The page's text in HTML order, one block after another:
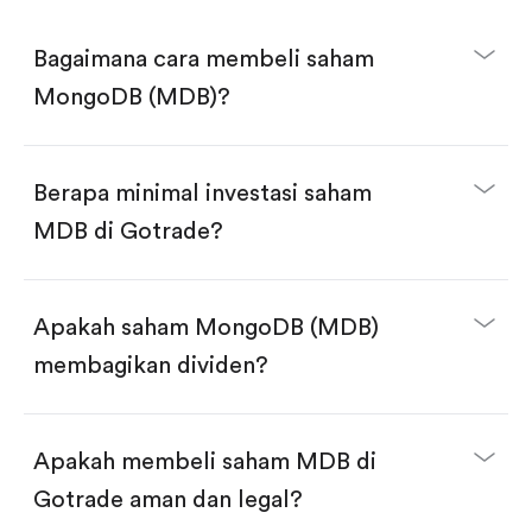
Bagaimana cara membeli saham
MongoDB (MDB)?
Buka akun dan selesaikan KYC.
Lakukan deposit.
Cari kode "MDB", lalu klik "Trade".
Klik tombol "Buy".
dua pilihan:
Beli saham secara fractional dalam jumlah
dollar, bisa mulai dari $1.
Swipe up untuk konfirmasi order, pembelian
Berapa minimal investasi saham
MDB di Gotrade?
Apakah saham MongoDB (MDB)
membagikan dividen?
Apakah membeli saham MDB di
Gotrade aman dan legal?